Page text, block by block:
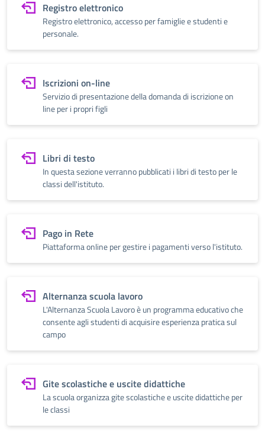
Registro elettronico
Registro elettronico, accesso per famiglie e studenti e
personale.
Iscrizioni on-line
Servizio di presentazione della domanda di iscrizione on
line per i propri figli
Libri di testo
In questa sezione verranno pubblicati i libri di testo per le
classi dell'istituto.
Pago in Rete
Piattaforma online per gestire i pagamenti verso l'istituto.
Alternanza scuola lavoro
L'Alternanza Scuola Lavoro è un programma educativo che
consente agli studenti di acquisire esperienza pratica sul
campo
Gite scolastiche e uscite didattiche
La scuola organizza gite scolastiche e uscite didattiche per
le classi